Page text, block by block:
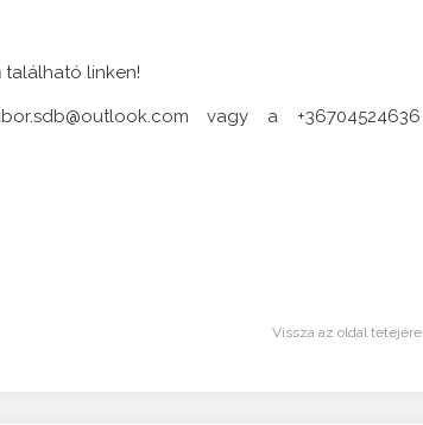
található linken!
vagy a +36704524636
Vissza az oldal tetejére